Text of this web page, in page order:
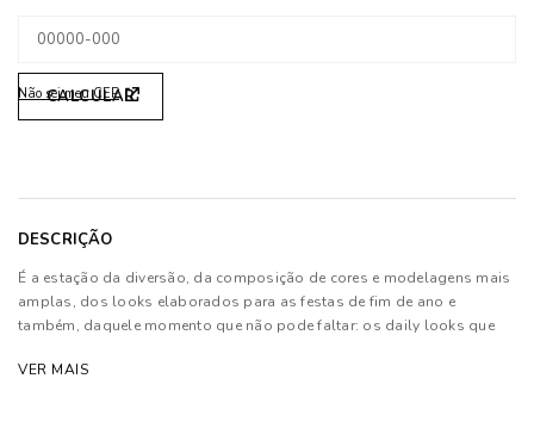
Não sei meu CEP
DESCRIÇÃO
É a estação da diversão, da composição de cores e modelagens mais
amplas, dos looks elaborados para as festas de fim de ano e
também, daquele momento que não pode faltar: os daily looks que
VER MAIS